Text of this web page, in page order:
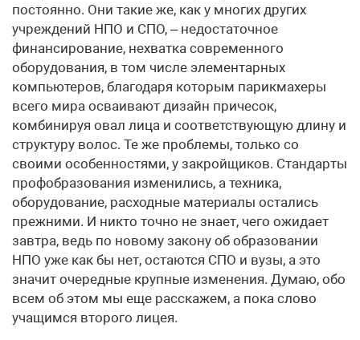
постоянно. Они такие же, как у многих других
учреждений НПО и СПО, – недостаточное
финансирование, нехватка современного
оборудования, в том числе элементарных
компьютеров, благодаря которым парикмахеры
всего мира осваивают дизайн причесок,
комбинируя овал лица и соответствующую длину и
структуру волос. Те же проблемы, только со
своими особенностями, у закройщиков. Стандарты
профобразования изменились, а техника,
оборудование, расходные материалы остались
прежними. И никто точно не знает, чего ожидает
завтра, ведь по новому закону об образовании
НПО уже как бы нет, остаются СПО и вузы, а это
значит очередные крупные изменения. Думаю, обо
всем об этом мы еще расскажем, а пока слово
учащимся второго лицея.